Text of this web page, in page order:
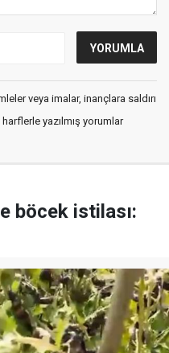
veya imalar, inançlara saldırı
yazılmış yorumlar
böcek istilası: